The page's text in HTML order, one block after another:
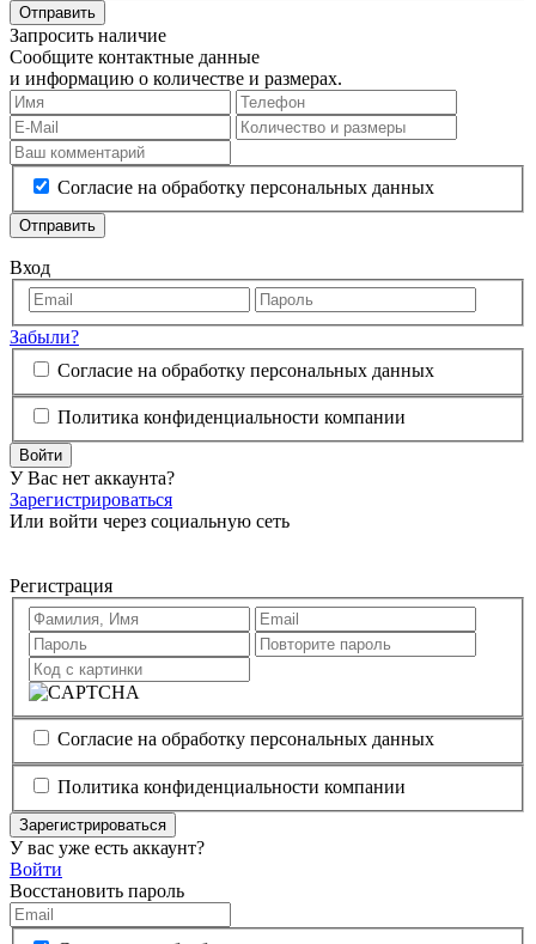
Отправить
Запросить наличие
Сообщите контактные данные
и информацию о количестве и размерах.
Согласие на обработку персональных данных
Отправить
Вход
Забыли?
Согласие на обработку персональных данных
Политика конфиденциальности компании
Войти
У Вас нет аккаунта?
Зарегистрироваться
Или войти через социальную сеть
Регистрация
Согласие на обработку персональных данных
Политика конфиденциальности компании
Зарегистрироваться
У вас уже есть аккаунт?
Войти
Восстановить пароль